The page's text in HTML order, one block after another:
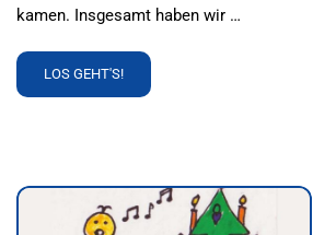
kamen. Insgesamt haben wir …
READ
MORE
CONGRESS
MUNICH
LOS GEHT'S!